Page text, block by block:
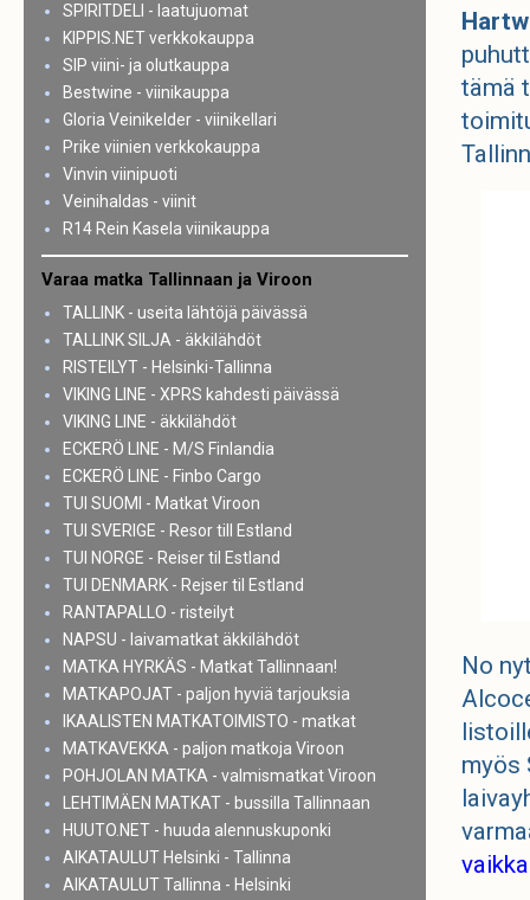
tämä
No
myös
SPIRITDELI - laatujuomat
KIPPIS.NET verkkokauppa
SIP viini- ja olutkauppa
Bestwine - viinikauppa
Gloria Veinikelder - viinikellari
Prike viinien verkkokauppa
Vinvin viinipuoti
Veinihaldas - viinit
R14 Rein Kasela viinikauppa
Varaa matka Tallinnaan ja Viroon
TALLINK - useita lähtöjä päivässä
TALLINK SILJA - äkkilähdöt
RISTEILYT - Helsinki-Tallinna
VIKING LINE - XPRS kahdesti päivässä
VIKING LINE - äkkilähdöt
ECKERÖ LINE - M/S Finlandia
ECKERÖ LINE - Finbo Cargo
TUI SUOMI - Matkat Viroon
TUI SVERIGE - Resor till Estland
TUI NORGE - Reiser til Estland
TUI DENMARK - Rejser til Estland
RANTAPALLO - risteilyt
NAPSU - laivamatkat äkkilähdöt
MATKA HYRKÄS - Matkat Tallinnaan!
MATKAPOJAT - paljon hyviä tarjouksia
IKAALISTEN MATKATOIMISTO - matkat
MATKAVEKKA - paljon matkoja Viroon
POHJOLAN MATKA - valmismatkat Viroon
LEHTIMÄEN MATKAT - bussilla Tallinnaan
HUUTO.NET - huuda alennuskuponki
AIKATAULUT Helsinki - Tallinna
AIKATAULUT Tallinna - Helsinki